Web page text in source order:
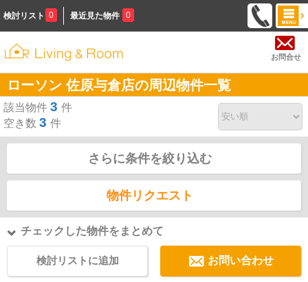
検討リスト 0 最近見た物件 0
お問合せ
ローソン 佐原与倉店の周辺物件一覧
該当物件 3 件
空き数 3 件
さらに条件を絞り込む
物件リクエスト
チェックした物件をまとめて
検討リストに追加 お問い合わせ